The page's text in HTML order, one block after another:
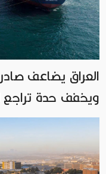
العراق يضاعف
ويخفف حدة تراجع